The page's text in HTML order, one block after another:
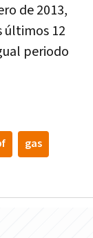
de 2013,
últimos 12
periodo
gas